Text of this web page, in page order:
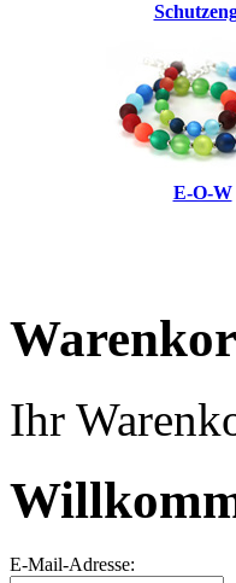
E-O-W
Ihr
E-Mail-Adresse: